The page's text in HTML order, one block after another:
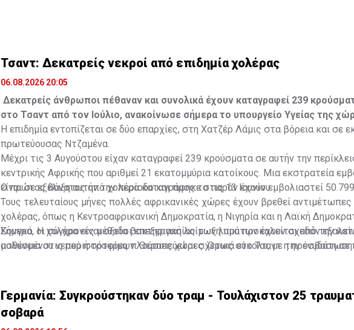
Τσαντ: Δεκατρείς νεκροί από επιδημία χολέρας
06.08.2026 20:05
Δεκατρείς άνθρωποι πέθαναν και συνολικά έχουν καταγραφεί 239
στο Τσαντ από τον Ιούλιο, ανακοίνωσε σήμερα το υπουργείο Υγείας της
Η επιδημία εντοπίζεται σε δύο επαρχίες, στη Χατζέρ Λάμις στα βόρεια και σε
πρωτεύουσας Ντζαμένα.
Μέχρι τις 3 Αυγούστου είχαν καταγραφεί 239 κρούσματα σε αυτήν την
κεντρικής Αφρικής που αριθμεί 21 εκατομμύρια κατοίκους. Μια εκστρατεία
είναι σε εξέλιξη αυτήν την περίοδο και προς το παρόν έχουν εμβολιαστεί
Ο πρώτος θάνατος από χολέρα καταγράφηκε στις 13 Ιουνίου.
Τους τελευταίους μήνες πολλές αφρικανικές χώρες έχουν βρεθεί αντιμέτωπες
χολέρας, όπως η Κεντροαφρικανική Δημοκρατία, η Νιγηρία και η Λαϊκή
Κονγκό. Η χολέρα είναι οξεία βακτηριακή λοίμωξη που προκαλείται από την
μολυσμένου νερού ή τροφίμων. Θεραπεύεται σχετικά εύκολα, με την
Σήμερα, οι σύγχρονες μέθοδοι επεξεργασίας των λυμάτων έχουν σχεδόν
ασθένεια στις περισσότερες πλούσιες χώρες. Όμως στο Τσαντ η πρόσβαση σε
Πηγή: ΑΠΕ-ΜΠΕ
Γερμανία: Συγκρούστηκαν δύο τραμ - Τουλάχιστον 25
σοβαρά